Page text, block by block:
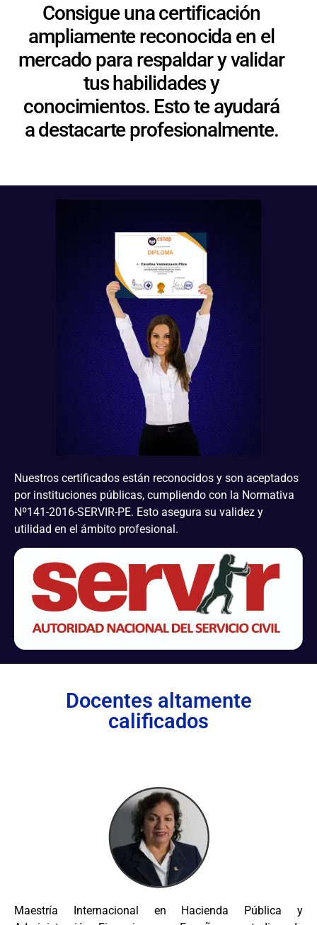
Consigue una certificación
ampliamente reconocida en el
mercado para respaldar y validar
tus habilidades y
conocimientos. Esto te ayudará
a destacarte profesionalmente.
Nuestros certificados están reconocidos y son aceptados
por instituciones públicas, cumpliendo con la Normativa
Nº141-2016-SERVIR-PE. Esto asegura su validez y
utilidad en el ámbito profesional.
Docentes altamente
calificados
Maestría Internacional en Hacienda Pública y